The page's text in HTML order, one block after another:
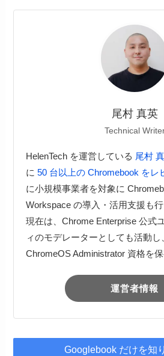
尾村 真英
Technical
HelenTech を運営している 尾村
に 50 台以上の Chromebook をレ
に小規模事業者を対象に
Workspace の導入・活用支援も行
現在は、Chrome Enterprise 公式
ィのモデレーターとしても活動し
ChromeOS Administrator 資格を保
運営者情報
Googlebook だけを知